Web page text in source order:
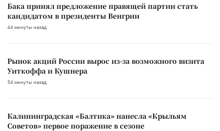
Бака принял предложение правящей партии стать
кандидатом в президенты Венгрии
44 минуты назад
Рынок акций России вырос из-за возможного визита
Уиткоффа и Кушнера
54 минуты назад
Калининградская «Балтика» нанесла «Крыльям
Советов» первое поражение в сезоне